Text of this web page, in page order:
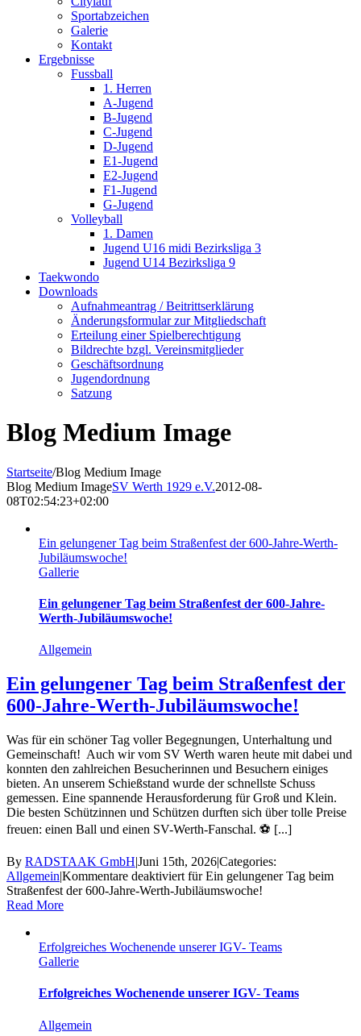
Sportabzeichen
Galerie
Kontakt
Ergebnisse
Fussball
1. Herren
A-Jugend
B-Jugend
C-Jugend
D-Jugend
E1-Jugend
E2-Jugend
F1-Jugend
G-Jugend
Volleyball
1. Damen
Jugend U16 midi Bezirksliga 3
Jugend U14 Bezirksliga 9
Taekwondo
Downloads
Aufnahmeantrag / Beitrittserklärung
Änderungsformular zur Mitgliedschaft
Erteilung einer Spielberechtigung
Bildrechte bzgl. Vereinsmitglieder
Geschäftsordnung
Jugendordnung
Satzung
Blog Medium Image
Startseite/Blog Medium Image
Blog Medium ImageSV Werth 1929 e.V.2012-08-
08T02:54:23+02:00
Ein gelungener Tag beim Straßenfest der 600-Jahre-Werth-
Jubiläumswoche!
Gallerie
Ein gelungener Tag beim Straßenfest der 600-Jahre-
Werth-Jubiläumswoche!
Allgemein
Ein gelungener Tag beim Straßenfest der
600-Jahre-Werth-Jubiläumswoche!
Was für ein schöner Tag voller Begegnungen, Unterhaltung und
Gemeinschaft! Auch wir vom SV Werth waren heute mit dabei und
konnten den zahlreichen Besucherinnen und Besuchern einiges
bieten. An unserem Schießstand wurde der schnellste Schuss
gemessen. Eine spannende Herausforderung für Groß und Klein.
Die besten Schützinnen und Schützen durften sich über tolle Preise
freuen: einen Ball und einen SV-Werth-Fanschal. ⚽ [...]
By RADSTAAK GmbH|Juni 15th, 2026|Categories:
Allgemein|Kommentare deaktiviert für Ein gelungener Tag beim
Straßenfest der 600-Jahre-Werth-Jubiläumswoche!
Read More
Erfolgreiches Wochenende unserer IGV- Teams
Gallerie
Erfolgreiches Wochenende unserer IGV- Teams
Allgemein